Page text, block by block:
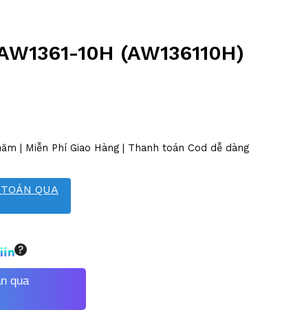
10H (AW136110H)
| Miễn Phí Giao Hàng | Thanh toán Cod dễ dàng
QUA
qua